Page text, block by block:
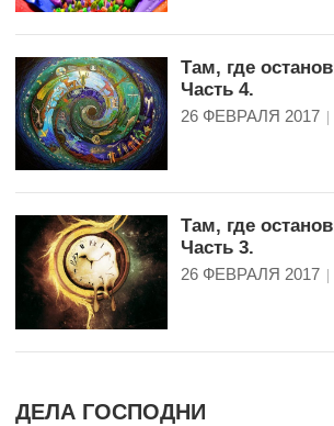
Там, где
Часть 4.
26 ФЕВРАЛЯ 2017
Там, где
Часть 3.
26 ФЕВРАЛЯ 2017
ДЕЛА ГОСПОДНИ